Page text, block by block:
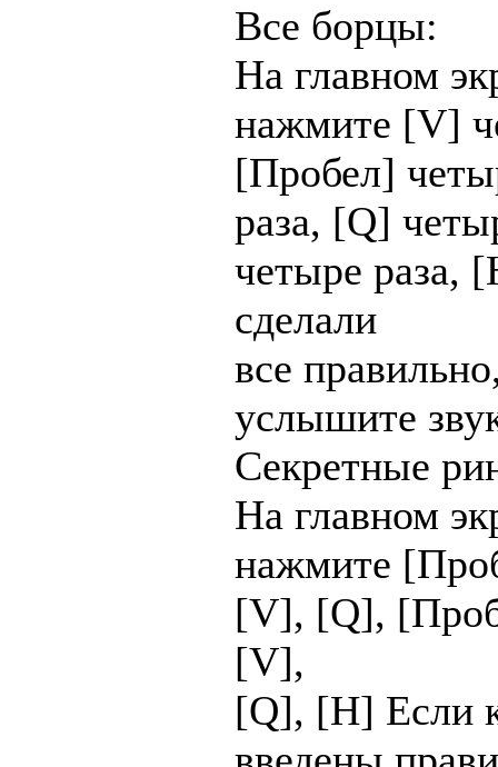
Все борцы:
На главном
нажмите [V]
[Пробел]
раза, [Q]
четыре раза,
сделали
все
услышите
Секретные
На главном
нажмите
[V], [Q],
[V],
[Q], [H] Если